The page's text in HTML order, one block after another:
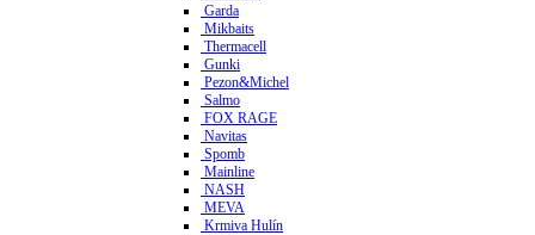
Garda
Mikbaits
Thermacell
Gunki
Pezon&Michel
Salmo
FOX RAGE
Navitas
Spomb
Mainline
NASH
MEVA
Krmiva Hulín